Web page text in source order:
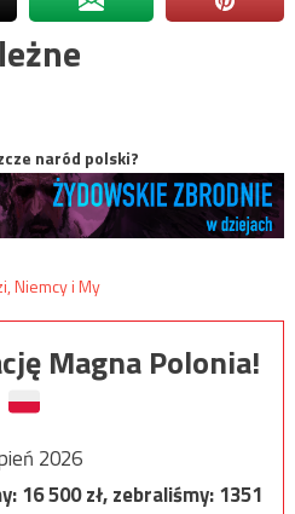
naród polski?
Magna Polonia!
2026
16 500zł, zebraliśmy:1351